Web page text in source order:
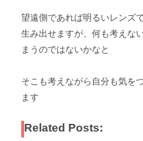
望遠側であれば明るいレンズ
生み出せますが、何も考えな
まうのではないかなと
そこも考えながら自分も気を
ます
Related Posts: